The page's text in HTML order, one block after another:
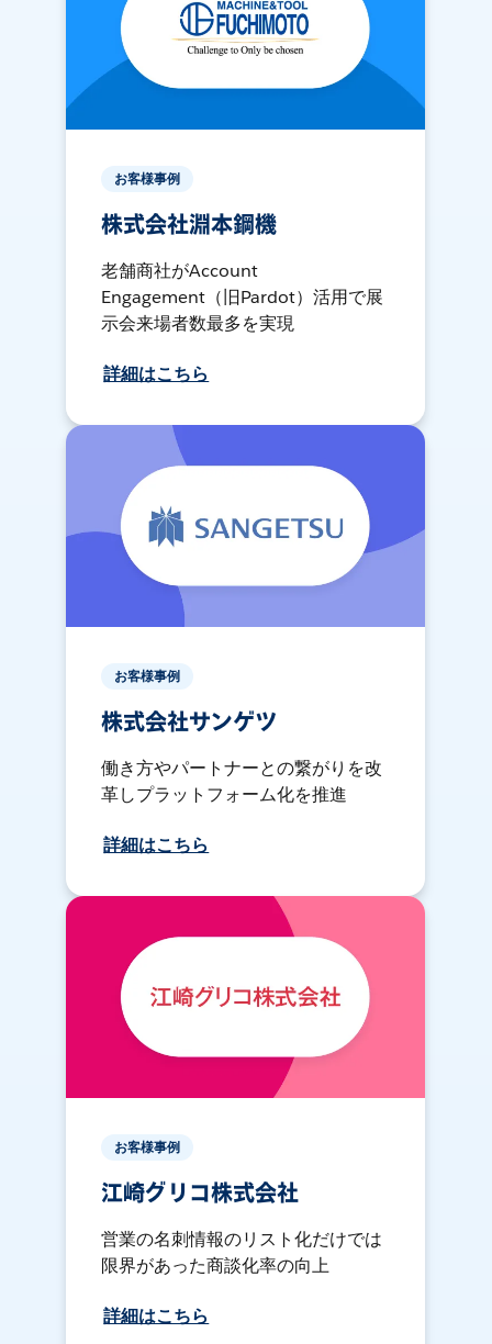
お客様事例
株式会社淵本鋼機
老舗商社がAccount
Engagement（旧Pardot）活用で展
示会来場者数最多を実現
詳細はこちら
お客様事例
株式会社サンゲツ
働き方やパートナーとの繋がりを改
革しプラットフォーム化を推進
詳細はこちら
お客様事例
江崎グリコ株式会社
営業の名刺情報のリスト化だけでは
限界があった商談化率の向上
詳細はこちら